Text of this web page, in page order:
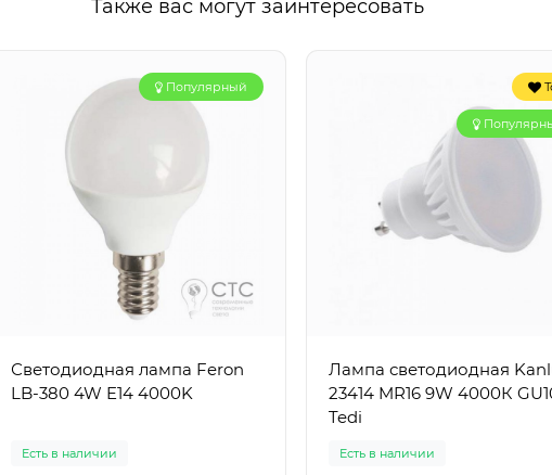
Также вас могут заинтересовать
Популярный
Светодиодная лампа Feron
LB-380 4W E14 4000K
Есть в наличии
Лампа светодиодная
23414 MR16 9W 4000К
Tedi
Есть в наличии